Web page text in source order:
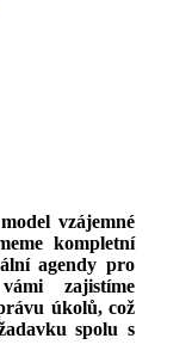
vzájemné
kompletní
agendy pro
zajistíme
úkolů, což
spolu s